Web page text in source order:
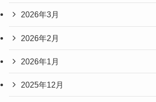
2026年3月
2026年2月
2026年1月
2025年12月